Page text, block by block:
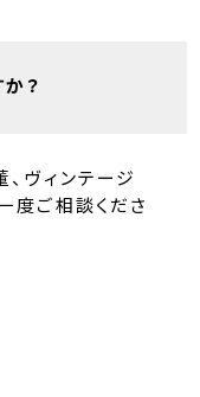
？
、ヴィンテージ
度ご相談くださ